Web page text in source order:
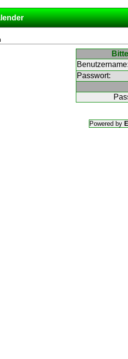
Passwort:
Powered by